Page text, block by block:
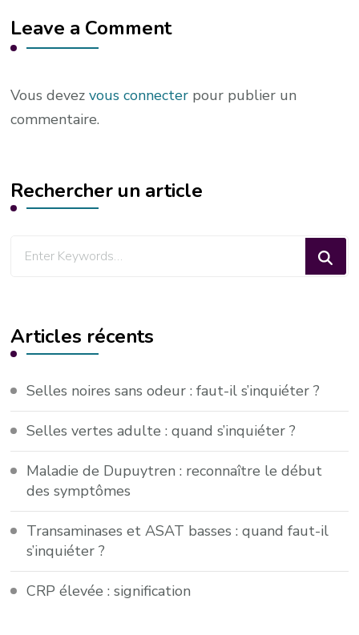
Leave a Comment
Vous devezvous connecter pour publier un
commentaire.
Rechercher un article
Looking
Articles récents
Selles noires sans odeur : faut-il s’inquiéter ?
Selles vertes adulte : quand s’inquiéter ?
Maladie de Dupuytren : reconnaître le début
des symptômes
Transaminases et ASAT basses : quand faut-il
s’inquiéter ?
CRP élevée : signification